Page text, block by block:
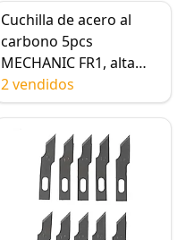
Cuchilla de acero al
carbono 5pcs
MECHANIC FR1, alta
tenacidad para teléfono
móvil LCD, marco de
OCA, removedor de
película polarizadora,
herramientas de
limpieza
2 vendidos